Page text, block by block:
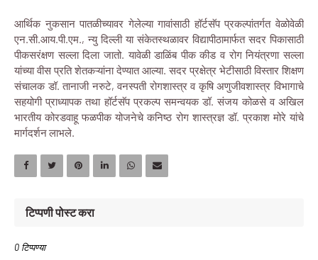
आर्थिक नुकसान पातळीच्यावर गेलेल्या गावांसाठी हॉर्टसॅप प्रकल्पांतर्गत वेळोवेळी
एन.सी.आय.पी.एम., न्यु दिल्ली या संकेतस्थळावर विद्यापीठामार्फत सदर पिकासाठी
पीकसरंक्षण सल्ला दिला जातो. यावेळी डाळिंब पीक कीड व रोग नियंत्रणा सल्ला
यांच्या वीस प्रति शेतकऱ्यांना देण्यात आल्या. सदर प्रक्षेत्र भेटीसाठी विस्तार शिक्षण
संचालक डॉ. तानाजी नरुटे, वनस्पती रोगशास्त्र व कृषि अणुजीवशास्त्र विभागाचे
सहयोगी प्राध्यापक तथा हॉर्टसॅप प्रकल्प समन्वयक डॉ. संजय कोळसे व अखिल
भारतीय कोरडवाहू फळपीक योजनेचे कनिष्ठ रोग शास्त्रज्ञ डॉ. प्रकाश मोरे यांचे
मार्गदर्शन लाभले.
टिप्पणी पोस्ट करा
0 टिप्पण्या